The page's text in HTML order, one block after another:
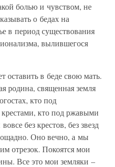
болью и чувством, не
о бедах на
в период существования
вылившегося
оставить в беде свою мать.
родина, священная земля
кто под
кто под ржавыми
без крестов, без звезд
Оно вечно, а мы
отрезок. Покоятся мои
Все это мои земляки –